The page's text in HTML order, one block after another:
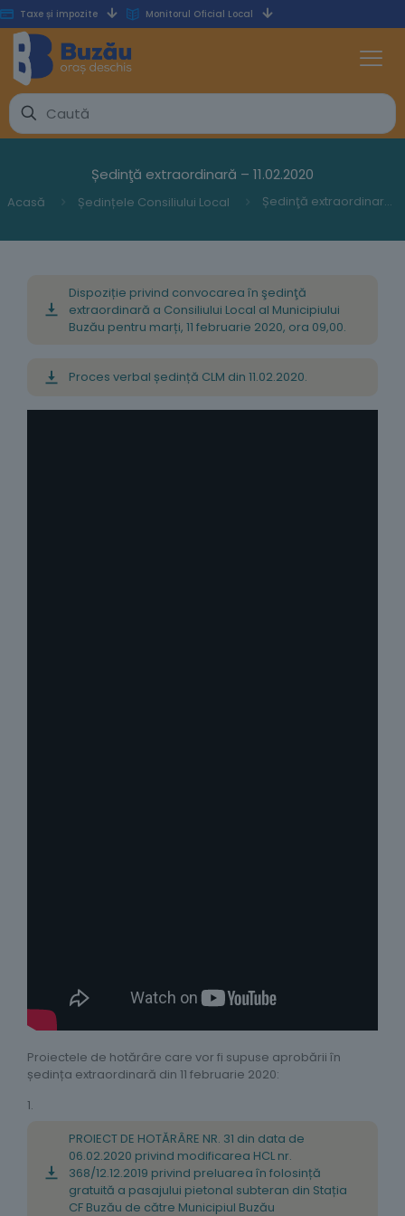
Taxe și impozite Monitorul Oficial Local
Ședinţă extraordinară – 11.02.2020
Acasă Ședințele Consiliului Local Ședinţă extraordinară – 11.02.2020
Dispoziție privind convocarea în şedinţă
extraordinară a Consiliului Local al Municipiului
Buzău pentru marți, 11 februarie 2020, ora 09,00.
Proces verbal ședință CLM din 11.02.2020.
Proiectele de hotărâre care vor fi supuse aprobării în
ședința extraordinară din 11 februarie 2020:
1.
PROIECT DE HOTĂRÂRE NR. 31 din data de
06.02.2020 privind modificarea HCL nr.
368/12.12.2019 privind preluarea în folosință
gratuită a pasajului pietonal subteran din Stația
CF Buzău de către Municipiul Buzău